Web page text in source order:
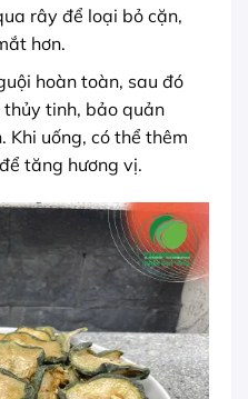
rây để loại bỏ cặn,
hơn.
hoàn toàn, sau đó
tinh, bảo quản
uống, có thể thêm
tăng hương vị.